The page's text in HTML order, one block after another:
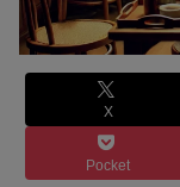
X
Pocket